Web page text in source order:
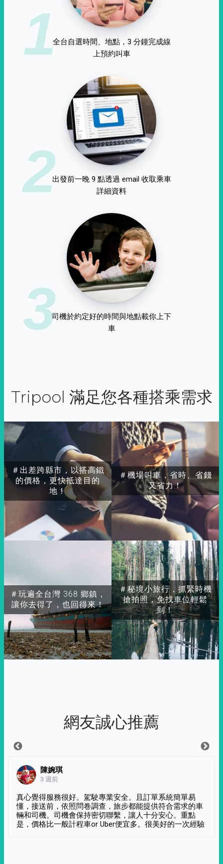
1全台自選時間、地點，3 分鐘完成線
上預約叫車
2出發前一晚 9 點透過 email 收取乘車
詳細資料
3司機於約定好的時間與地點載你上下
車
Tripool 滿足您各種搭乘需求
＃出差跨縣市，以搭高鐵
的價格，更快抵達目的
地！
＃玩遍全台灣 368 鄉鎮，
讓你去得了，也回得來！
＃秘境小旅行，抓緊時機
搶拍照，免找車位輕鬆
到！
＃機場叫車，省時、省錢
又省力！
網友誠心推薦
陳婉琪
3 週前
真心覺得服務很好。駕駛專業安全。且訂單系統簡單易
懂，接送前，依照問卷調查，旅步都能提供符合需求的車
輛和司機。司機會保持密切聯繫，讓人十分安心。重點
是，價格比一般計程車or Uber便宜多。很美好的一次經驗